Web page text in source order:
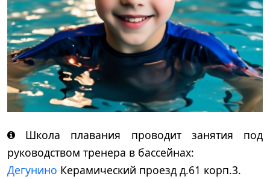
Школа плавания проводит занятия под
руководством тренера в бассейнах:
Дегунино Керамический проезд д.61 корп.3.